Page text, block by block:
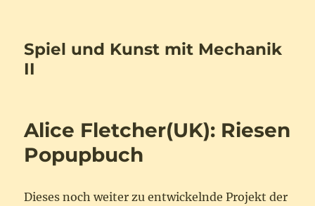
Spiel und Kunst mit Mechanik
II
Alice Fletcher(UK): Riesen
Popupbuch
Dieses noch weiter zu entwickelnde Projekt der